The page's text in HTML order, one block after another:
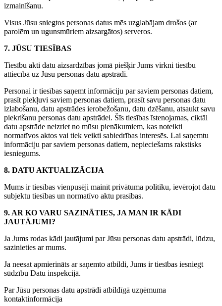
izmainīšanu.
Visus Jūsu sniegtos personas datus mēs uzglabājam drošos (ar
parolēm un ugunsmūriem aizsargātos) serveros.
7. JŪSU TIESĪBAS
Tiesību akti datu aizsardzības jomā piešķir Jums virkni tiesību
attiecībā uz Jūsu personas datu apstrādi.
Personai ir tiesības saņemt informāciju par saviem personas datiem,
prasīt piekļuvi saviem personas datiem, prasīt savu personas datu
izlabošanu, datu apstrādes ierobežošanu, datu dzēšanu, atsaukt savu
piekrišanu personas datu apstrādei. Šīs tiesības īstenojamas, ciktāl
datu apstrāde neizriet no mūsu pienākumiem, kas noteikti
normatīvos aktos vai tiek veikti sabiedrības interesēs. Lai saņemtu
informāciju par saviem personas datiem, nepieciešams rakstisks
iesniegums.
8. DATU AKTUALIZĀCIJA
Mums ir tiesības vienpusēji mainīt privātuma politiku, ievērojot datu
subjektu tiesības un normatīvo aktu prasības.
9. AR KO VARU SAZINĀTIES, JA MAN IR KĀDI
JAUTĀJUMI?
Ja Jums rodas kādi jautājumi par Jūsu personas datu apstrādi, lūdzu,
sazinieties ar mums.
Ja neesat apmierināts ar saņemto atbildi, Jums ir tiesības iesniegt
sūdzību Datu inspekcijā.
Par Jūsu personas datu apstrādi atbildīgā uzņēmuma
kontaktinformācija